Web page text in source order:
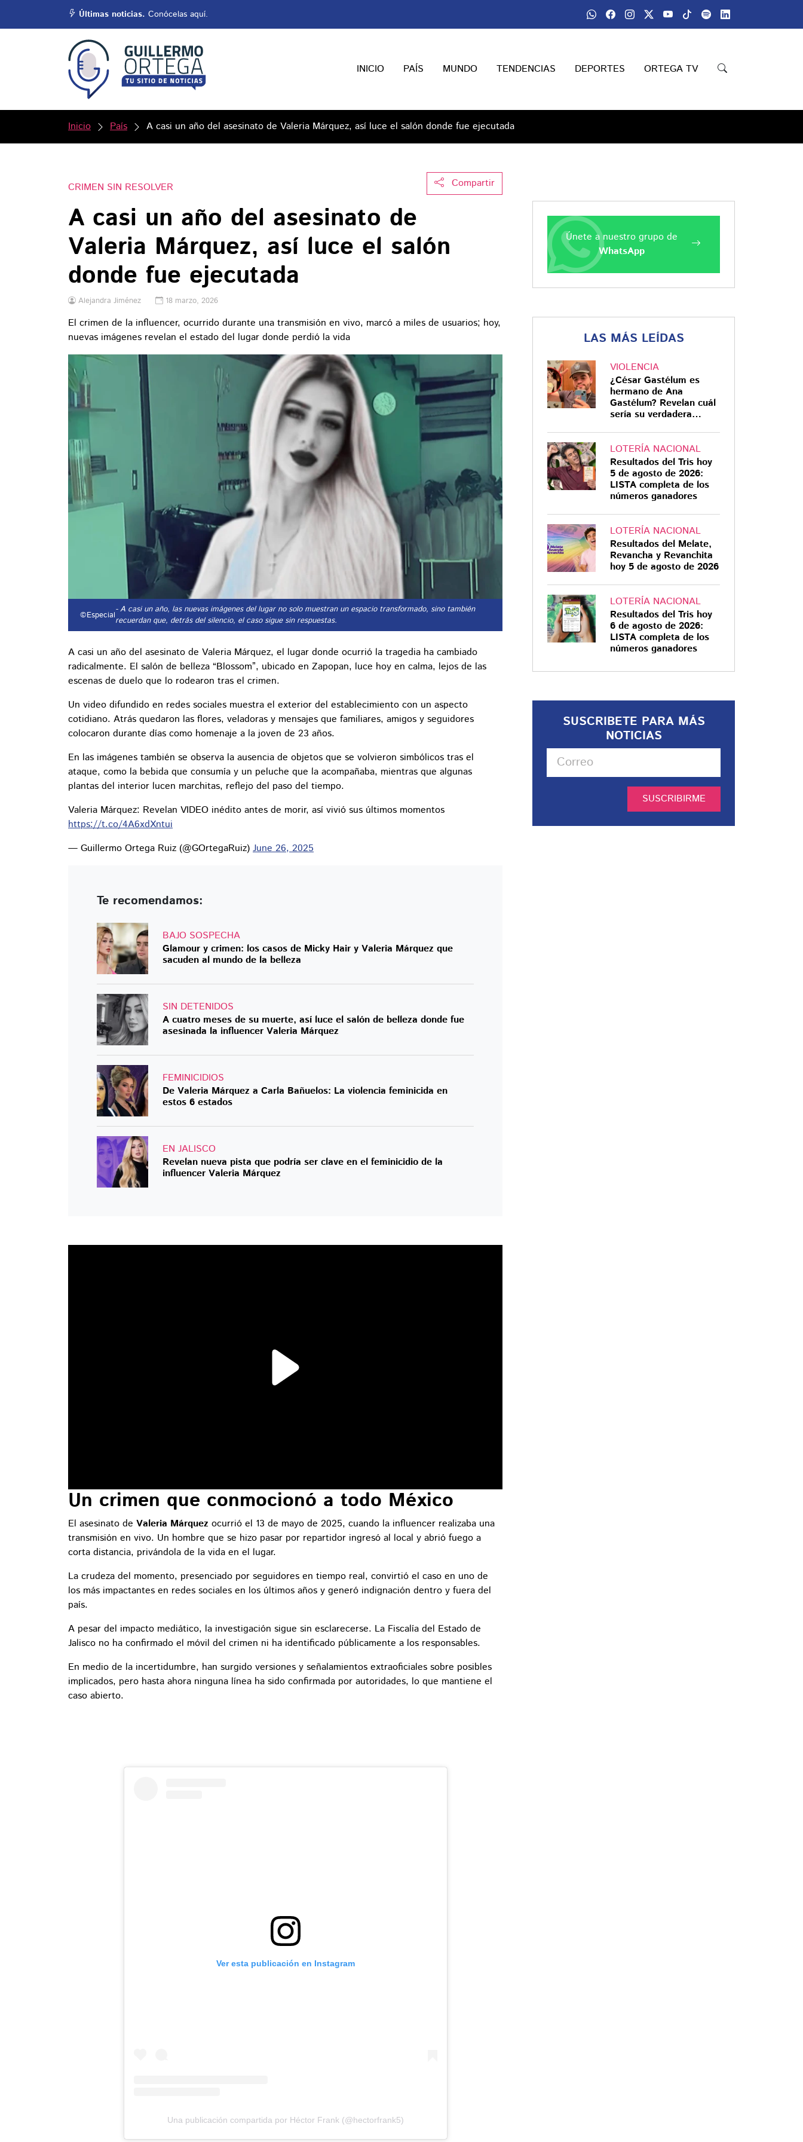
Últimas noticias. Conócelas aquí.
INICIO PAÍS MUNDO TENDENCIAS DEPORTES ORTEGA TV
Inicio País A casi un año del asesinato de Valeria Márquez, así luce el salón donde fue ejecutada
Compartir
CRIMEN SIN RESOLVER
A casi un año del asesinato de
Valeria Márquez, así luce el salón
donde fue ejecutada
Alejandra Jiménez 18 marzo, 2026
El crimen de la influencer, ocurrido durante una transmisión en vivo, marcó a miles de usuarios; hoy,
nuevas imágenes revelan el estado del lugar donde perdió la vida
©Especial- A casi un año, las nuevas imágenes del lugar no solo muestran un espacio transformado, sino también
recuerdan que, detrás del silencio, el caso sigue sin respuestas.
A casi un año del asesinato de Valeria Márquez, el lugar donde ocurrió la tragedia ha cambiado
radicalmente. El salón de belleza “Blossom”, ubicado en Zapopan, luce hoy en calma, lejos de las
escenas de duelo que lo rodearon tras el crimen.
Un video difundido en redes sociales muestra el exterior del establecimiento con un aspecto
cotidiano. Atrás quedaron las flores, veladoras y mensajes que familiares, amigos y seguidores
colocaron durante días como homenaje a la joven de 23 años.
En las imágenes también se observa la ausencia de objetos que se volvieron simbólicos tras el
ataque, como la bebida que consumía y un peluche que la acompañaba, mientras que algunas
plantas del interior lucen marchitas, reflejo del paso del tiempo.
Valeria Márquez: Revelan VIDEO inédito antes de morir, así vivió sus últimos momentos
https://t.co/4A6xdXntui
— Guillermo Ortega Ruiz (@GOrtegaRuiz) June 26, 2025
Te recomendamos:
BAJO SOSPECHA
Glamour y crimen: los casos de Micky Hair y Valeria Márquez que
sacuden al mundo de la belleza
SIN DETENIDOS
A cuatro meses de su muerte, así luce el salón de belleza donde fue
asesinada la influencer Valeria Márquez
FEMINICIDIOS
De Valeria Márquez a Carla Bañuelos: La violencia feminicida en
estos 6 estados
EN JALISCO
Revelan nueva pista que podría ser clave en el feminicidio de la
influencer Valeria Márquez
Un crimen que conmocionó a todo México
El asesinato de Valeria Márquez ocurrió el 13 de mayo de 2025, cuando la influencer realizaba una
transmisión en vivo. Un hombre que se hizo pasar por repartidor ingresó al local y abrió fuego a
corta distancia, privándola de la vida en el lugar.
La crudeza del momento, presenciado por seguidores en tiempo real, convirtió el caso en uno de
los más impactantes en redes sociales en los últimos años y generó indignación dentro y fuera del
país.
A pesar del impacto mediático, la investigación sigue sin esclarecerse. La Fiscalía del Estado de
Jalisco no ha confirmado el móvil del crimen ni ha identificado públicamente a los responsables.
En medio de la incertidumbre, han surgido versiones y señalamientos extraoficiales sobre posibles
implicados, pero hasta ahora ninguna línea ha sido confirmada por autoridades, lo que mantiene el
caso abierto.
Ver esta publicación en Instagram
Una publicación compartida por Héctor Frank (@hectorfrank5)
Únete a nuestro grupo de
WhatsApp
LAS MÁS LEÍDAS
VIOLENCIA
¿César Gastélum es
hermano de Ana
Gastélum? Revelan cuál
sería su verdadera
LOTERÍA NACIONAL
Resultados del Tris hoy
5 de agosto de 2026:
LISTA completa de los
números ganadores
LOTERÍA NACIONAL
Resultados del Melate,
Revancha y Revanchita
hoy 5 de agosto de 2026
LOTERÍA NACIONAL
Resultados del Tris hoy
6 de agosto de 2026:
LISTA completa de los
números ganadores
SUSCRIBETE PARA MÁS
NOTICIAS
SUSCRIBIRME